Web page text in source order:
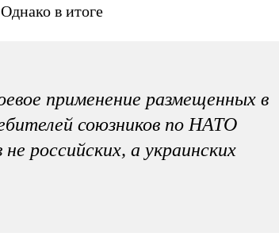
в итоге
применение размещенных в
союзников по НАТО
российских, а украинских